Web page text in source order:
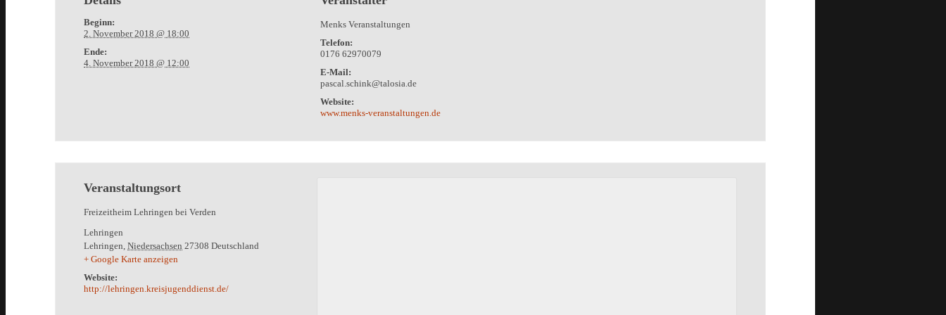
Beginn:
2. November 2018 @ 18:00
Ende:
4. November 2018 @ 12:00
Menks Veranstaltungen
Telefon:
0176 62970079
E-Mail:
pascal.schink@talosia.de
Website:
www.menks-veranstaltungen.de
Veranstaltungsort
Freizeitheim Lehringen bei Verden
Lehringen
Lehringen Niedersachsen 27308 Deutschland
+ Google Karte anzeigen
Website:
http://lehringen.kreisjugenddienst.de/